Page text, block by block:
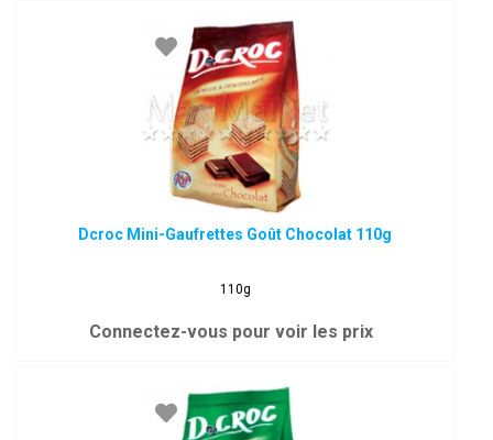
Dcroc Mini-Gaufrettes Goût Chocolat 110g
110g
Connectez-vous pour voir les prix